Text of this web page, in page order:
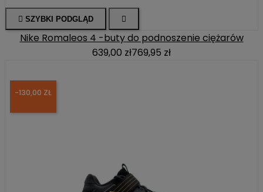
 SZYBKI PODGLĄD 
Nike Romaleos 4 -buty do podnoszenie ciężarów
639,00 zł769,95 zł
-130,00 ZŁ